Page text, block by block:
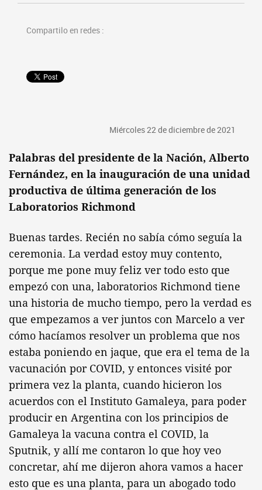
Compartilo en redes :
Miércoles 22 de diciembre de 2021
Palabras del presidente de la Nación, Alberto
Fernández, en la inauguración de una unidad
productiva de última generación de los
Laboratorios Richmond
Buenas tardes. Recién no sabía cómo seguía la
ceremonia. La verdad estoy muy contento,
porque me pone muy feliz ver todo esto que
empezó con una, laboratorios Richmond tiene
una historia de mucho tiempo, pero la verdad es
que empezamos a ver juntos con Marcelo a ver
cómo hacíamos resolver un problema que nos
estaba poniendo en jaque, que era el tema de la
vacunación por COVID, y entonces visité por
primera vez la planta, cuando hicieron los
acuerdos con el Instituto Gamaleya, para poder
producir en Argentina con los principios de
Gamaleya la vacuna contra el COVID, la
Sputnik, y allí me contaron lo que hoy veo
concretar, ahí me dijeron ahora vamos a hacer
esto que es una planta, para un abogado todo